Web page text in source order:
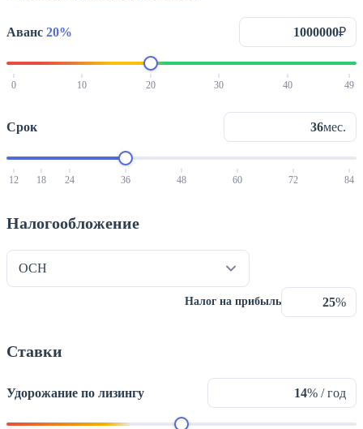
Аванс 20% ₽
0 10 20 30 40 49
Срок мес.
12 18 24 36 48 60 72 84
Налогообложение
Налог на прибыль %
Ставки
Удорожание по лизингу % / год